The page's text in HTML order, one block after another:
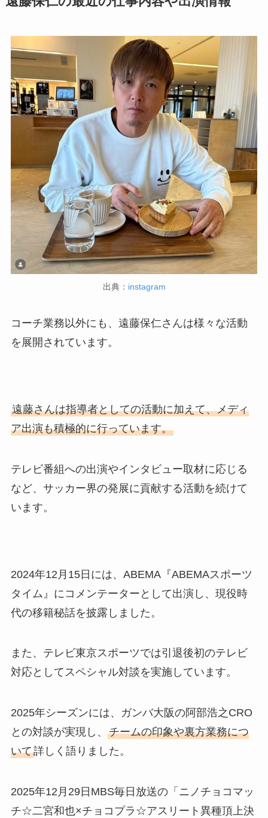
出典： instagram
コーチ業務以外にも、遠藤保仁さんは様々な活動
を展開されています。
遠藤さんは指導者としての活動に加えて、メディ
ア出演も積極的に行っています。
テレビ番組への出演やインタビュー取材に応じる
など、サッカー界の発展に貢献する活動を続けて
います。
2024年12月15日には、ABEMA『ABEMAスポーツ
タイム』にコメンテーターとして出演し、現役時
代の移籍秘話を披露しました。
また、テレビ東京スポーツでは引退後初のテレビ
対応としてスペシャル対談を実施しています。
2025年シーズンには、ガンバ大阪の阿部浩之CRO
との対談が実現し、 チームの印象や裏方業務につ
いて詳しく語りました。
2025年12月29日MBS毎日放送の「ニノチョコマッ
チ☆二宮和也×チョコプラ☆アスリート異種頂上決